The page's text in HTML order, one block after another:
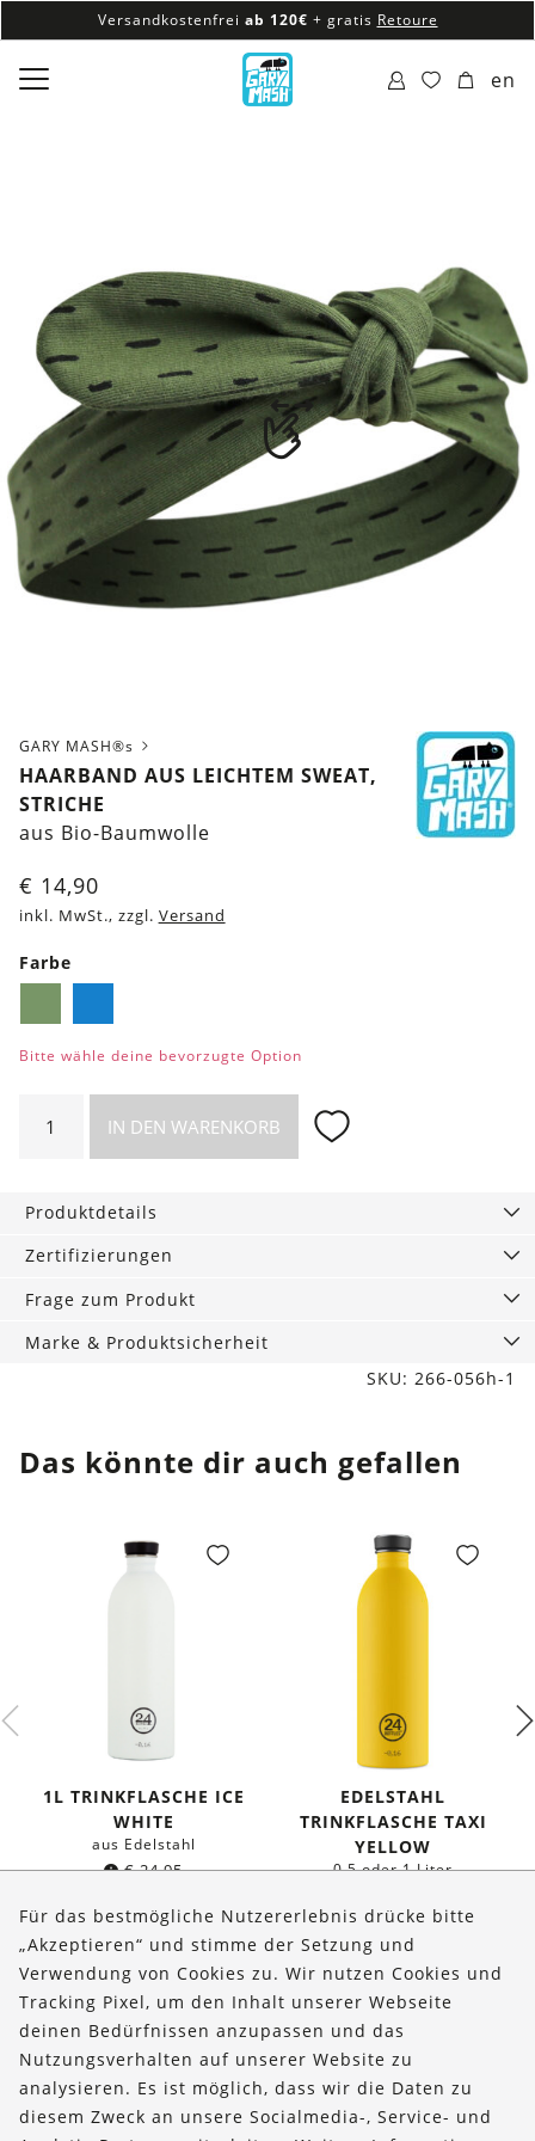
Versandkostenfrei ab 120€ + gratis Retoure
100% veganes & fair produziertes Sortiment
Versandkostenfrei ab 120€
en
GARY MASH®s
HAARBAND AUS LEICHTEM SWEAT,
STRICHE
aus Bio-Baumwolle
€ 14,90
inkl. MwSt., zzgl. Versand
Farbe
Bitte wähle deine bevorzugte Option
leichtem
Striche
Menge
IN DEN WARENKORB
Produktdetails
Zertifizierungen
Frage zum Produkt
Marke & Produktsicherheit
SKU: 266-056h-1
Das könnte dir auch gefallen
1L TRINKFLASCHE ICE
WHITE
aus Edelstahl
€24,95
EDELSTAHL
TRINKFLASCHE TAXI
YELLOW
0,5 oder 1 Liter
Über uns
Bestellungen
Kontakt & Hilfe
FOLLOW US
Für das bestmögliche Nutzererlebnis drücke bitte
„Akzeptieren“ und stimme der Setzung und
Verwendung von Cookies zu. Wir nutzen Cookies und
Tracking Pixel, um den Inhalt unserer Webseite
deinen Bedürfnissen anzupassen und das
Nutzungsverhalten auf unserer Website zu
analysieren. Es ist möglich, dass wir die Daten zu
diesem Zweck an unsere Socialmedia-, Service- und